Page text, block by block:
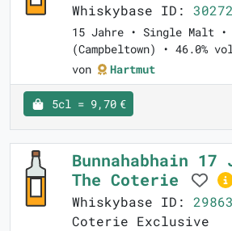
Whiskybase ID:
15 Jahre • Single Malt •
(Campbeltown) • 46.0%
von
Hartmut
5cl = 9,70 €
Bunnahabhain 17
The Coterie
Whiskybase ID:
Coterie Exclusive